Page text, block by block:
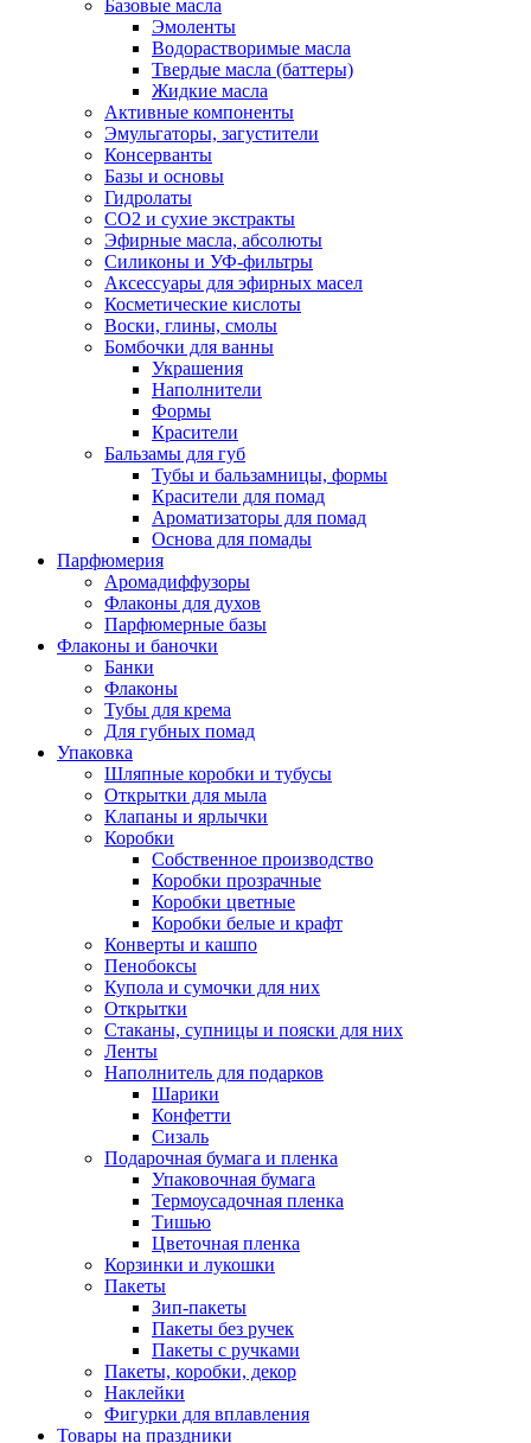
Базовые масла
Эмоленты
Водорастворимые масла
Твердые масла (баттеры)
Жидкие масла
Активные компоненты
Эмульгаторы, загустители
Консерванты
Базы и основы
Гидролаты
СО2 и сухие экстракты
Эфирные масла, абсолюты
Силиконы и УФ-фильтры
Аксессуары для эфирных масел
Косметические кислоты
Воски, глины, смолы
Бомбочки для ванны
Украшения
Наполнители
Формы
Красители
Бальзамы для губ
Тубы и бальзамницы, формы
Красители для помад
Ароматизаторы для помад
Основа для помады
Парфюмерия
Аромадиффузоры
Флаконы для духов
Парфюмерные базы
Флаконы и баночки
Банки
Флаконы
Тубы для крема
Для губных помад
Упаковка
Шляпные коробки и тубусы
Открытки для мыла
Клапаны и ярлычки
Коробки
Собственное производство
Коробки прозрачные
Коробки цветные
Коробки белые и крафт
Конверты и кашпо
Пенобоксы
Купола и сумочки для них
Открытки
Стаканы, супницы и пояски для них
Ленты
Наполнитель для подарков
Шарики
Конфетти
Сизаль
Подарочная бумага и пленка
Упаковочная бумага
Термоусадочная пленка
Тишью
Цветочная пленка
Корзинки и лукошки
Пакеты
Зип-пакеты
Пакеты без ручек
Пакеты с ручками
Пакеты, коробки, декор
Наклейки
Фигурки для вплавления
Товары на праздники